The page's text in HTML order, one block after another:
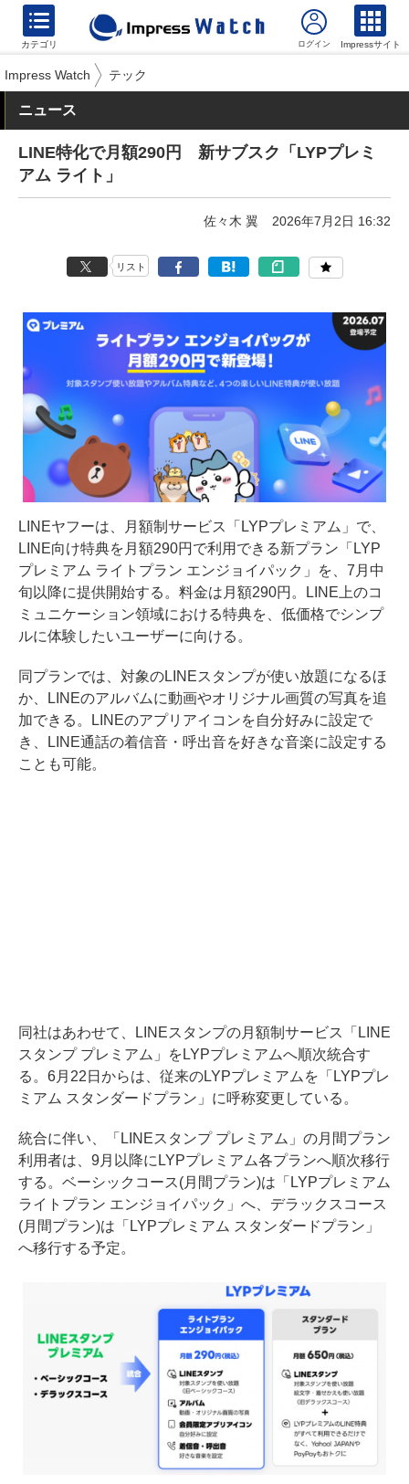
カテゴリ Impressサイト
Impress Watch テック
ニュース
LINE特化で月額290円 新サブスク「LYPプレミ
アム ライト」
佐々木 翼 2026年7月2日 16:32
リスト
LINEヤフーは、月額制サービス「LYPプレミアム」で、
LINE向け特典を月額290円で利用できる新プラン「LYP
プレミアム ライトプラン エンジョイパック」を、7月中
旬以降に提供開始する。料金は月額290円。LINE上のコ
ミュニケーション領域における特典を、低価格でシンプ
ルに体験したいユーザーに向ける。
同プランでは、対象のLINEスタンプが使い放題になるほ
か、LINEのアルバムに動画やオリジナル画質の写真を追
加できる。LINEのアプリアイコンを自分好みに設定で
き、LINE通話の着信音・呼出音を好きな音楽に設定する
ことも可能。
同社はあわせて、LINEスタンプの月額制サービス「LINE
スタンプ プレミアム」をLYPプレミアムへ順次統合す
る。6月22日からは、従来のLYPプレミアムを「LYPプレ
ミアム スタンダードプラン」に呼称変更している。
統合に伴い、「LINEスタンプ プレミアム」の月間プラン
利用者は、9月以降にLYPプレミアム各プランへ順次移行
する。ベーシックコース(月間プラン)は「LYPプレミアム
ライトプラン エンジョイパック」へ、デラックスコース
(月間プラン)は「LYPプレミアム スタンダードプラン」
へ移行する予定。